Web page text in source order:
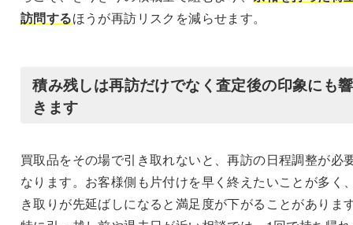
訪問するほうが再訪リスクを減らせます。
積み残しは再訪だけでなく査定後の印象にも響
きます
買取品をその場で引き取れないと、再訪の日程調整が必
なります。お客様側も片付けを早く終えたいことが多く
き取りが先延ばしになると満足度が下がることがありま